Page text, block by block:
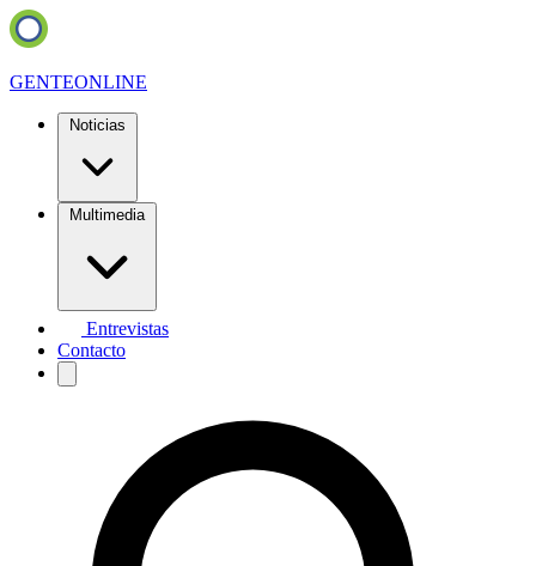
GENTEONLINE
Noticias
Multimedia
Entrevistas
Contacto